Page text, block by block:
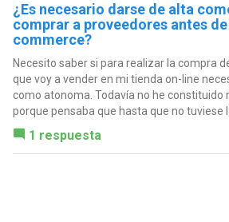
¿Es necesario darse de alta
comprar a proveedores antes
commerce?
Necesito saber si para realizar la compra
que voy a vender en mi tienda on-line
como atonoma. Todavía no he constituido
porque pensaba que hasta que no tuviese
1 respuesta